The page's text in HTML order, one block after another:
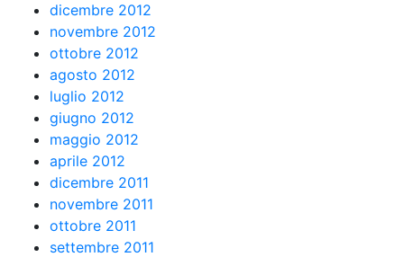
dicembre 2012
novembre 2012
ottobre 2012
agosto 2012
luglio 2012
giugno 2012
maggio 2012
aprile 2012
dicembre 2011
novembre 2011
ottobre 2011
settembre 2011